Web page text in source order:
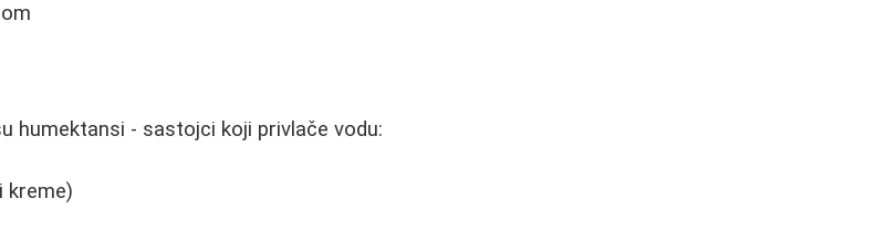
humektansi - sastojci koji privlače vodu:
kreme)